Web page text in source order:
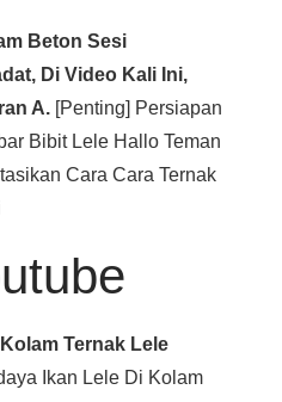
Beton Sesi
Di Video Kali Ini,
A. [penting] Persiapan
Bibit Lele Hallo Teman
Cara Cara Ternak
Ternak Lele
Ikan Lele Di Kolam